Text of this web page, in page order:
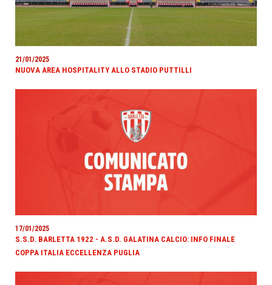
21/01/2025
NUOVA AREA HOSPITALITY ALLO STADIO PUTTILLI
17/01/2025
S.S.D. BARLETTA 1922 - A.S.D. GALATINA CALCIO: INFO FINALE
COPPA ITALIA ECCELLENZA PUGLIA